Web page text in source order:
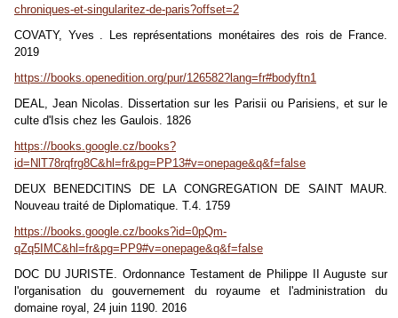
chroniques-et-singularitez-de-paris?offset=2
COVATY, Yves . Les représentations monétaires des rois de France.
2019
https://books.openedition.org/pur/126582?lang=fr#bodyftn1
DEAL, Jean Nicolas. Dissertation sur les Parisii ou Parisiens, et sur le
culte d'Isis chez les Gaulois. 1826
https://books.google.cz/books?
id=NlT78rqfrg8C&hl=fr&pg=PP13#v=onepage&q&f=false
DEUX BENEDCITINS DE LA CONGREGATION DE SAINT MAUR.
Nouveau traité de Diplomatique. T.4. 1759
https://books.google.cz/books?id=0pQm-
qZq5IMC&hl=fr&pg=PP9#v=onepage&q&f=false
DOC DU JURISTE. Ordonnance Testament de Philippe II Auguste sur
l'organisation du gouvernement du royaume et l'administration du
domaine royal, 24 juin 1190. 2016